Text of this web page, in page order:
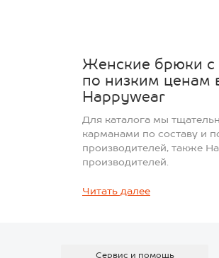
Женские брюки с
по низким ценам
Happywear
Для каталога мы
карманами по составу и
производителей, также
производителей.
Отзывы
Читать далее
Сервис и помощь